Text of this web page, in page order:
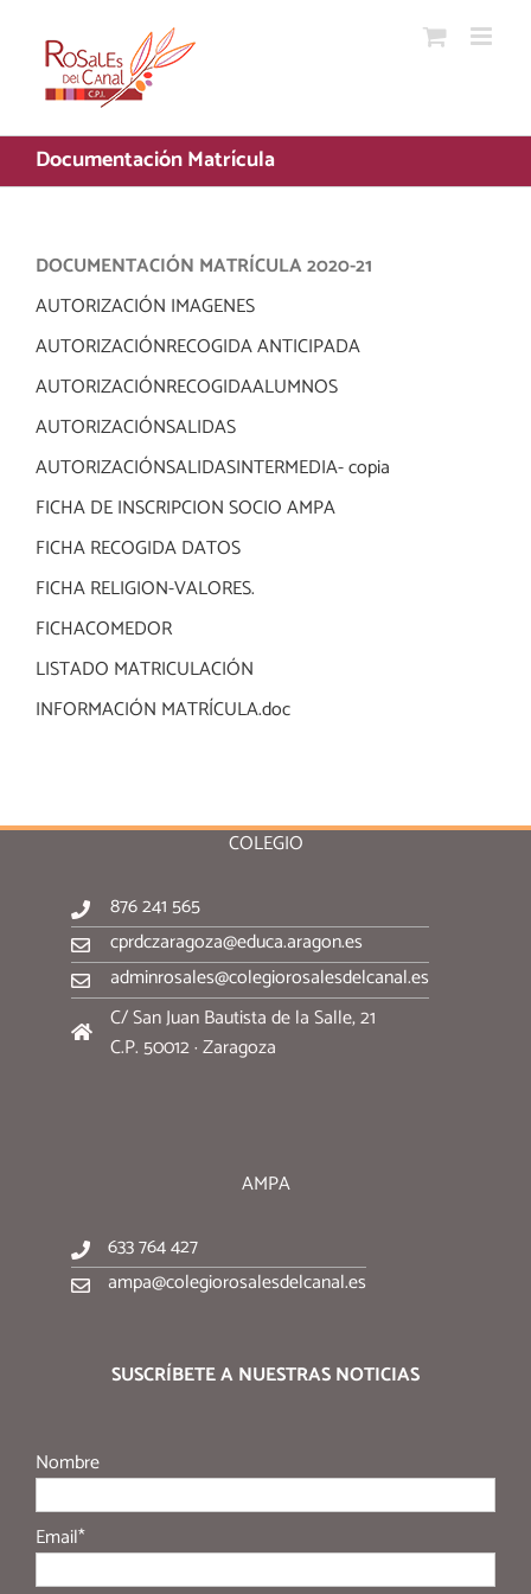
contenido
Documentación Matrícula
DOCUMENTACIÓN MATRÍCULA 2020-21
AUTORIZACIÓN IMAGENES
AUTORIZACIÓNRECOGIDA ANTICIPADA
AUTORIZACIÓNRECOGIDAALUMNOS
AUTORIZACIÓNSALIDAS
AUTORIZACIÓNSALIDASINTERMEDIA- copia
FICHA DE INSCRIPCION SOCIO AMPA
FICHA RECOGIDA DATOS
FICHA RELIGION-VALORES.
FICHACOMEDOR
LISTADO MATRICULACIÓN
INFORMACIÓN MATRÍCULA.doc
COLEGIO
876 241 565
cprdczaragoza@educa.aragon.es
adminrosales@colegiorosalesdelcanal.es
C/ San Juan Bautista de la Salle, 21
C.P. 50012 · Zaragoza
AMPA
633 764 427
ampa@colegiorosalesdelcanal.es
SUSCRÍBETE A NUESTRAS NOTICIAS
Nombre
Email*